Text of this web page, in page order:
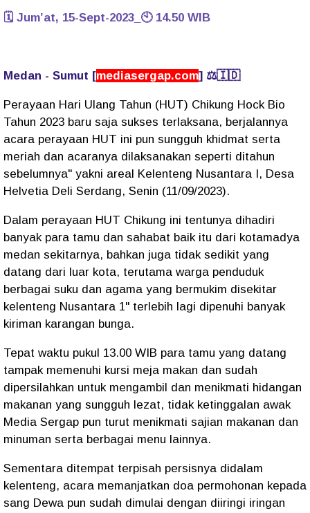
🗓️ Jum’at, 15-Sept-2023_🕙 14.50 WIB
Medan - Sumut [mediasergap.com] ⚖️🇮🇩
Perayaan Hari Ulang Tahun (HUT) Chikung Hock Bio
Tahun 2023 baru saja sukses terlaksana, berjalannya
acara perayaan HUT ini pun sungguh khidmat serta
meriah dan acaranya dilaksanakan seperti ditahun
sebelumnya" yakni areal Kelenteng Nusantara I, Desa
Helvetia Deli Serdang, Senin (11/09/2023).
Dalam perayaan HUT Chikung ini tentunya dihadiri
banyak para tamu dan sahabat baik itu dari kotamadya
medan sekitarnya, bahkan juga tidak sedikit yang
datang dari luar kota, terutama warga penduduk
berbagai suku dan agama yang bermukim disekitar
kelenteng Nusantara 1" terlebih lagi dipenuhi banyak
kiriman karangan bunga.
Tepat waktu pukul 13.00 WIB para tamu yang datang
tampak memenuhi kursi meja makan dan sudah
dipersilahkan untuk mengambil dan menikmati hidangan
makanan yang sungguh lezat, tidak ketinggalan awak
Media Sergap pun turut menikmati sajian makanan dan
minuman serta berbagai menu lainnya.
Sementara ditempat terpisah persisnya didalam
kelenteng, acara memanjatkan doa permohonan kepada
sang Dewa pun sudah dimulai dengan diiringi iringan